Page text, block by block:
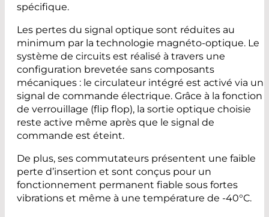
spécifique.
Les pertes du signal optique sont réduites au
minimum par la technologie magnéto-optique. Le
système de circuits est réalisé à travers une
configuration brevetée sans composants
mécaniques : le circulateur intégré est activé via un
signal de commande électrique. Grâce à la fonction
de verrouillage (flip flop), la sortie optique choisie
reste active même après que le signal de
commande est éteint.
De plus, ses commutateurs présentent une faible
perte d’insertion et sont conçus pour un
fonctionnement permanent fiable sous fortes
vibrations et même à une température de -40°C.